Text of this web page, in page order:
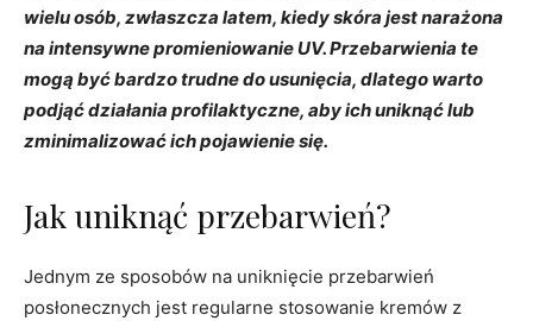
wielu osób, zwłaszcza latem, kiedy skóra jest narażona
na intensywne promieniowanie UV. Przebarwienia te
mogą być bardzo trudne do usunięcia, dlatego warto
podjąć działania profilaktyczne, aby ich uniknąć lub
zminimalizować ich pojawienie się.
Jak uniknąć przebarwień?
Jednym ze sposobów na uniknięcie przebarwień
posłonecznych jest regularne stosowanie kremów z